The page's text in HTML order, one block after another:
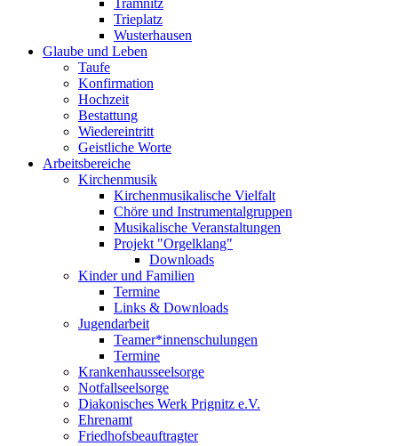
Tramnitz
Trieplatz
Wusterhausen
Glaube und Leben
Taufe
Konfirmation
Hochzeit
Bestattung
Wiedereintritt
Geistliche Worte
Arbeitsbereiche
Kirchenmusik
Kirchenmusikalische Vielfalt
Chöre und Instrumentalgruppen
Musikalische Veranstaltungen
Projekt "Orgelklang"
Downloads
Kinder und Familien
Termine
Links & Downloads
Jugendarbeit
Teamer*innenschulungen
Termine
Krankenhausseelsorge
Notfallseelsorge
Diakonisches Werk Prignitz e.V.
Ehrenamt
Friedhofsbeauftragter